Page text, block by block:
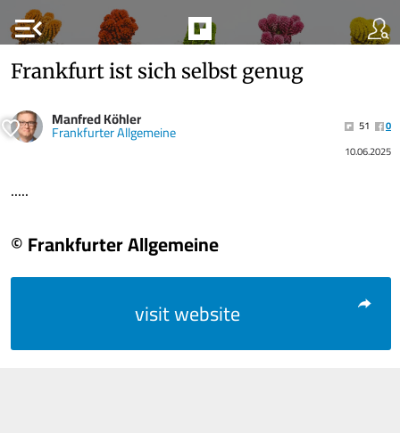
menu_open
Frankfurt ist sich selbst genug
Manfred Köhler
Frankfurter Allgemeine 51
0
10.06.2025
.....
© Frankfurter Allgemeine
visit website